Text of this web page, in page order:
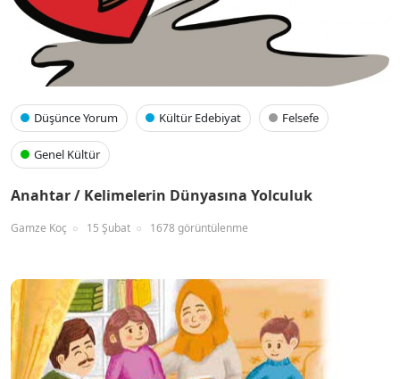
Düşünce Yorum Kültür Edebiyat Felsefe
Genel Kültür
Anahtar / Kelimelerin Dünyasına Yolculuk
Gamze Koç 15 Şubat 1678 görüntülenme